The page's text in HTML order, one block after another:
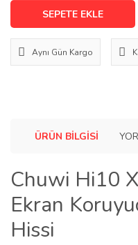
SEPETE EKLE
Aynı Gün Kargo
ÜRÜN BILGISI
Chuwi Hi10
Ekran
Hissi